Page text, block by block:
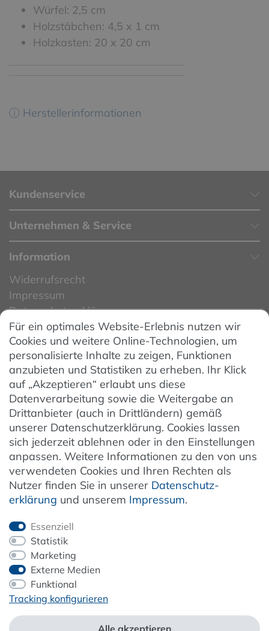
Würfel: 2,5 cm
Holzstäbchen: 4,5 x 1 cm
Holzkasten: 20 x 20 cm
ⓘ Herstellerinformationen
Kundenservice
Unternehmen & Service
Information
Widerrufsrecht
Impressum
Datenschutzerklärung
Datenschutzeinstellungen
AGB
Barrierefreiheit
Hinweise zur Batterieentsorgung
Entsorgung von Elektro-Altgeräten
Vertrag widerrufen
Newsletter
Jetzt anmelden
ZAHLUNG & VERSAND
Für ein optimales Website-Erlebnis nutzen wir
Cookies und weitere Online-Technologien, um
personalisierte Inhalte zu zeigen, Funktionen
anzubieten und Statistiken zu erheben. Ihr Klick
auf „Akzeptieren“ erlaubt uns diese
Datenverarbeitung sowie die Weitergabe an
Drittanbieter (auch in Drittländern) gemäß
unserer Datenschutzerklärung. Cookies lassen
sich jederzeit ablehnen oder in den Einstellungen
anpassen. Weitere Informationen zu den von uns
verwendeten Cookies und Ihren Rechten als
Nutzer finden Sie in unserer Daten­schutz­
erklärung und unserem Impressum.
Essenziell
Statistik
Marketing
Externe Medien
Funktional
Tracking konfigurieren
Alle akzeptieren